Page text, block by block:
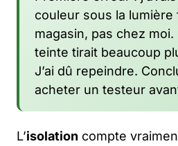
couleur sous la lumière
magasin, pas chez moi.
teinte tirait beaucoup
J’ai dû repeindre.
acheter un testeur
L’isolation compte